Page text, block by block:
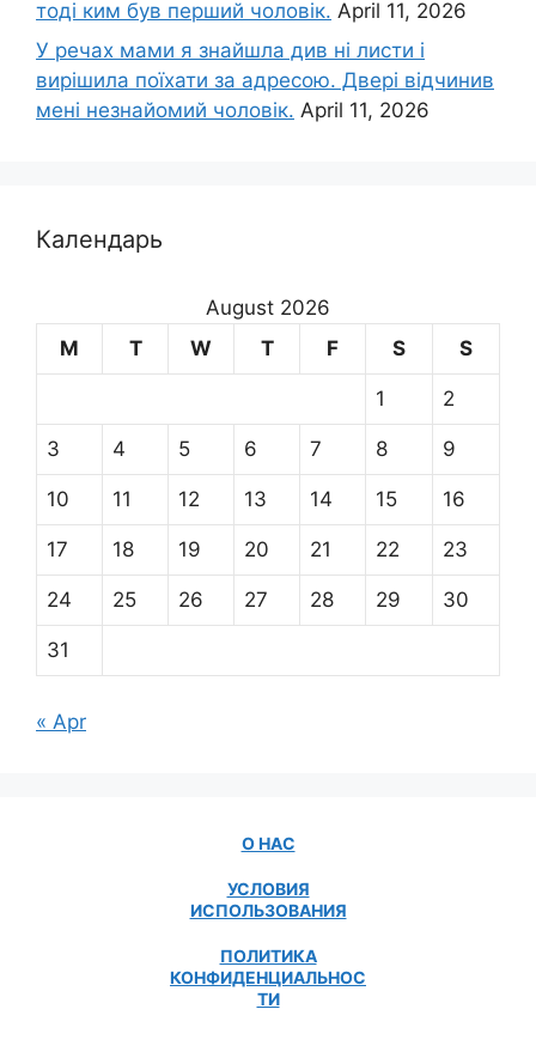
тоді ким був перший чоловік. April 11, 2026
У речах мами я знайшла див ні листи і
вирішила поїхати за адресою. Двері відчинив
мені незнайомий чоловік. April 11, 2026
Календарь
August 2026
M
T W T F S S
1 2
3 4 5 6 7 8 9
10 11 12 13 14 15 16
17 18 19 20 21 22 23
24 25 26 27 28 29 30
31
« Apr
О НАС
УСЛОВИЯ
ИСПОЛЬЗОВАНИЯ
ПОЛИТИКА
КОНФИДЕНЦИАЛЬНОС
ТИ